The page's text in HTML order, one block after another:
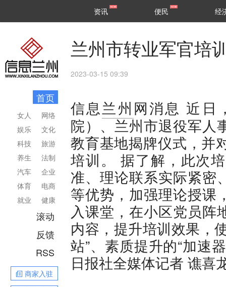
区县
资讯 便民 经
首页
网络
文化
旅游
法制
企业
电商
健康
女人
娱乐
科技
养生
汽车
体育
就业
滚动
反馈
RSS
商家入驻
兰州市转业军官培
2023-03-15 09:39
信息兰州 网消息 近日
院）、兰州市退役军人
教育基地揭牌仪式，并
培训。 据了解，此次
准、理论联系实际紧密
等优势，加强理论授课
入课堂，在小区党员阵
内容，提升培训效果，
站”、素质提升的“加速
日报社全媒体记者 谯喜